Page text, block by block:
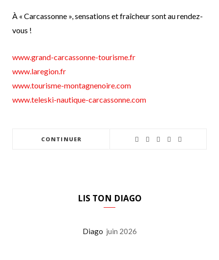
À « Carcassonne », sensations et fraîcheur sont au rendez-
vous !
www.grand-carcassonne-tourisme.fr
www.laregion.fr
www.tourisme-montagnenoire.com
www.teleski-nautique-carcassonne.com
CONTINUER
LIS TON DIAGO
Diago juin 2026